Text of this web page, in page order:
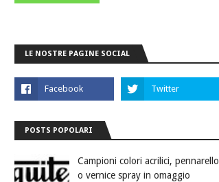
LE NOSTRE PAGINE SOCIAL
POSTS POPOLARI
Campioni colori acrilici, pennarello
o vernice spray in omaggio